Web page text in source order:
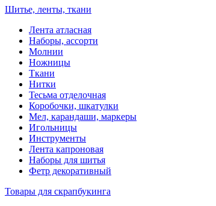
Шитье, ленты, ткани
Лента атласная
Наборы, ассорти
Молнии
Ножницы
Ткани
Нитки
Тесьма отделочная
Коробочки, шкатулки
Мел, карандаши, маркеры
Игольницы
Инструменты
Лента капроновая
Наборы для шитья
Фетр декоративный
Товары для скрапбукинга